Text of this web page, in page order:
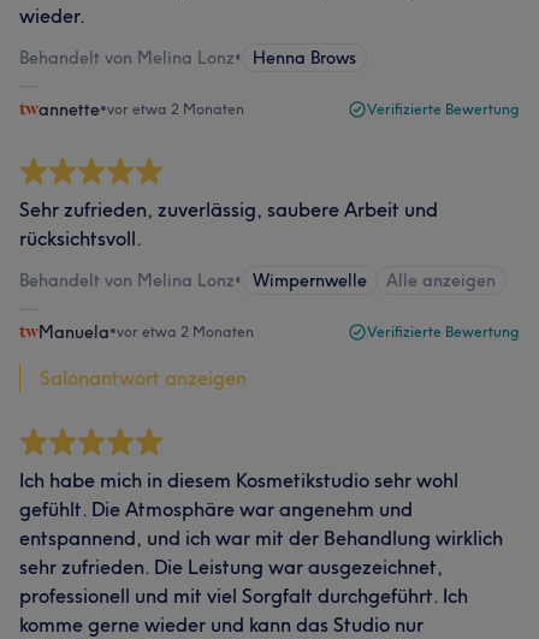
wieder.
Behandelt von Melina Lonz• Henna Brows
annette•vor etwa 2 Monaten Verifizierte Bewertung
Sehr zufrieden, zuverlässig, saubere Arbeit und
rücksichtsvoll.
Behandelt von Melina Lonz• Wimpernwelle Alle anzeigen
Manuela•vor etwa 2 Monaten Verifizierte Bewertung
Salonantwort anzeigen
Ich habe mich in diesem Kosmetikstudio sehr wohl
gefühlt. Die Atmosphäre war angenehm und
entspannend, und ich war mit der Behandlung wirklich
sehr zufrieden. Die Leistung war ausgezeichnet,
professionell und mit viel Sorgfalt durchgeführt. Ich
komme gerne wieder und kann das Studio nur